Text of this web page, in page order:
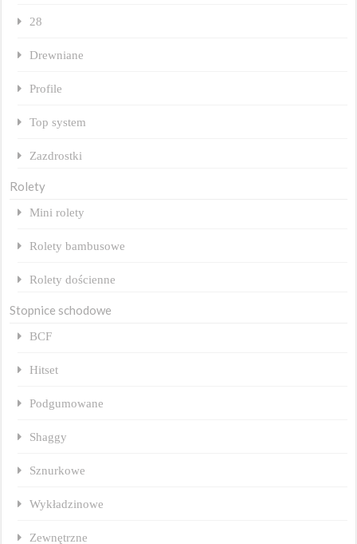
28
Drewniane
Profile
Top system
Zazdrostki
Rolety
Mini rolety
Rolety bambusowe
Rolety dościenne
Stopnice schodowe
BCF
Hitset
Podgumowane
Shaggy
Sznurkowe
Wykładzinowe
Zewnętrzne